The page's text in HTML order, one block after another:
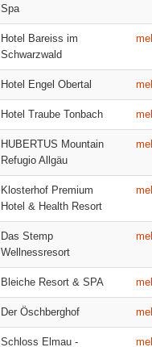
Spa
Hotel Bareiss im
Schwarzwald
Hotel Engel Obertal
Hotel Traube Tonbach
HUBERTUS Mountain
Refugio Allgäu
Klosterhof Premium
Hotel & Health Resort
Das Stemp
Wellnessresort
Bleiche Resort & SPA
Der Öschberghof
Schloss Elmau -